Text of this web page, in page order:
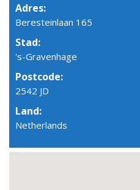
Adres:
Beresteinlaan 165
Stad:
's-Gravenhage
Postcode:
2542 JD
Land:
Netherlands